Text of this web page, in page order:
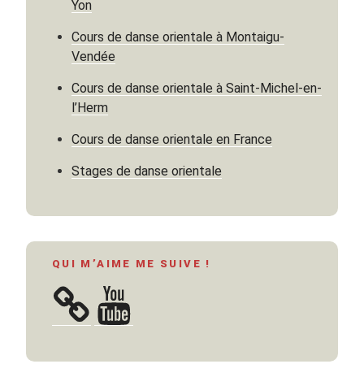
Yon
Cours de danse orientale à Montaigu-
Vendée
Cours de danse orientale à Saint-Michel-en-
l’Herm
Cours de danse orientale en France
Stages de danse orientale
QUI M’AIME ME SUIVE !
YouTube